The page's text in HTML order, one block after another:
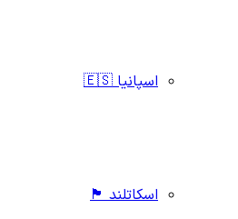
اسپانیا 🇪🇸
اسکاتلند 🏴󠁧󠁢󠁳󠁣󠁴󠁿